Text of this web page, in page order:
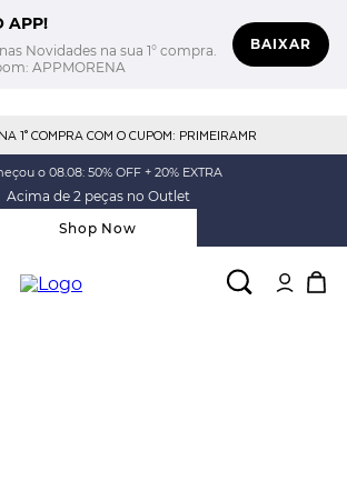
APP!
Novidades na sua 1° compra.
APPMORENA
BAIXAR
1° COMPRA COM O CUPOM: PRIMEIRAMR
o 08.08: 50% OFF + 20% EXTRA
Acima de 2 peças no Outlet
Shop Now